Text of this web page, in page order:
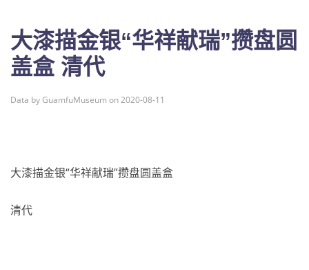
大漆描金银“华祥献瑞”攒盘圆
盖盒 清代
Data by GuamfuMuseum on 2020-08-11
大漆描金银“华祥献瑞”攒盘圆盖盒
清代